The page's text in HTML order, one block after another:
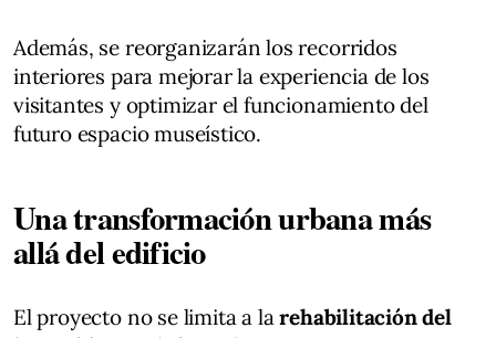
Además, se reorganizarán los recorridos
interiores para mejorar la experiencia de los
visitantes y optimizar el funcionamiento del
futuro espacio museístico.
Una transformación urbana más
allá del edificio
El proyecto no se limita a larehabilitación del